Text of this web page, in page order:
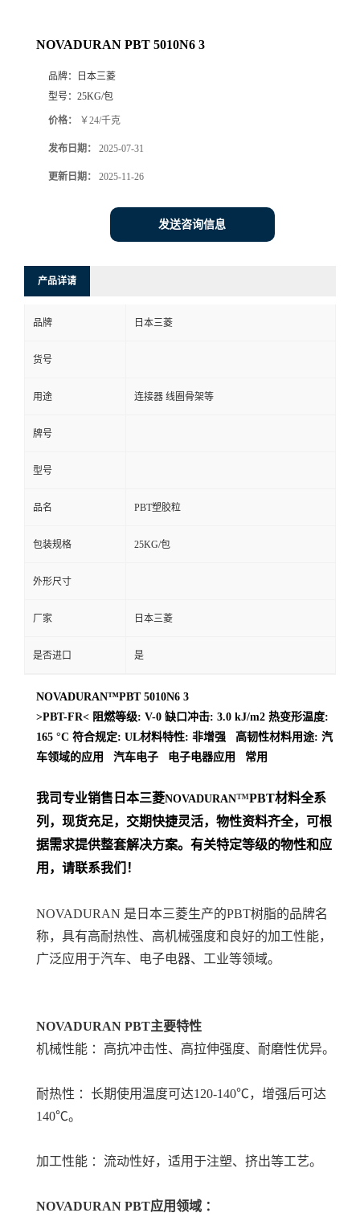
NOVADURAN PBT 5010N6 3
品牌：
日本三菱
型号： 25KG/包
价格： ￥24/千克
发布日期： 2025-07-31
更新日期： 2025-11-26
发送咨询信息
产品详请
品牌 日本三菱
货号
用途 连接器 线圈骨架等
牌号
型号
品名 PBT塑胶粒
包装规格 25KG/包
外形尺寸
厂家 日本三菱
是否进口 是
NOVADURAN™PBT 5010N6 3
>PBT-FR< 阻燃等级: V-0 缺口冲击: 3.0 kJ/m2 热变形温度:
165 °C 符合规定: UL材料特性: 非增强 高韧性材料用途: 汽
车领域的应用 汽车电子 电子电器应用 常用
我司专业销售日本三菱NOVADURAN™PBT材料全系
列 ，现货充足，交期快捷灵活，物性资料齐全，可根
据需求提供整套解决方案。 有关特定等级的物性和应
用，请联系我们！
NOVADURAN 是日本三菱生产的PBT树脂的品牌名
称，具有高耐热性、高机械强度和良好的加工性能，
广泛应用于汽车、电子电器、工业等领域。
NOVADURAN PBT主要特性
机械性能 ：高抗冲击性、高拉伸强度、耐磨性优异。
耐热性 ：长期使用温度可达120-140℃，增强后可达
140℃。
加工性能 ：流动性好，适用于注塑、挤出等工艺。
NOVADURAN PBT应用领域 ：